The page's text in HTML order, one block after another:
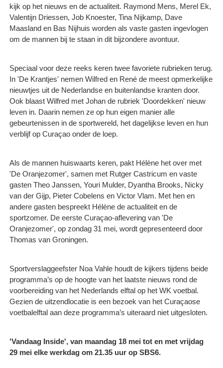
kijk op het nieuws en de actualiteit. Raymond Mens, Merel Ek,
Valentijn Driessen, Job Knoester, Tina Nijkamp, Dave
Maasland en Bas Nijhuis worden als vaste gasten ingevlogen
om de mannen bij te staan in dit bijzondere avontuur.
Speciaal voor deze reeks keren twee favoriete rubrieken terug.
In 'De Krantjes' nemen Wilfred en René de meest opmerkelijke
nieuwtjes uit de Nederlandse en buitenlandse kranten door.
Ook blaast Wilfred met Johan de rubriek 'Doordekken' nieuw
leven in. Daarin nemen ze op hun eigen manier alle
gebeurtenissen in de sportwereld, het dagelijkse leven en hun
verblijf op Curaçao onder de loep.
Als de mannen huiswaarts keren, pakt Hélène het over met
'De Oranjezomer', samen met Rutger Castricum en vaste
gasten Theo Janssen, Youri Mulder, Dyantha Brooks, Nicky
van der Gijp, Pieter Cobelens en Victor Vlam. Met hen en
andere gasten bespreekt Hélène de actualiteit en de
sportzomer. De eerste Curaçao-aflevering van 'De
Oranjezomer', op zondag 31 mei, wordt gepresenteerd door
Thomas van Groningen.
Sportverslaggeefster Noa Vahle houdt de kijkers tijdens beide
programma’s op de hoogte van het laatste nieuws rond de
voorbereiding van het Nederlands elftal op het WK voetbal.
Gezien de uitzendlocatie is een bezoek van het Curaçaose
voetbalelftal aan deze programma’s uiteraard niet uitgesloten.
'Vandaag Inside', van maandag 18 mei tot en met vrijdag
29 mei elke werkdag om 21.35 uur op SBS6.